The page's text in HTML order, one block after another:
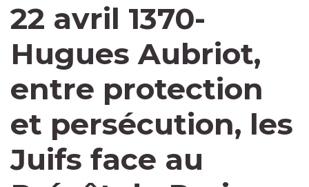
22 avril 1370-
Hugues Aubriot,
entre protection
et persécution, les
Juifs face au